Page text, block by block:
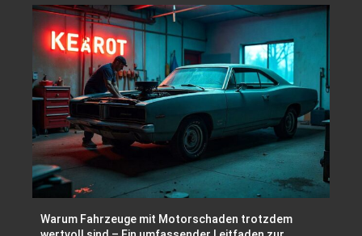
Warum Fahrzeuge mit Motorschaden trotzdem